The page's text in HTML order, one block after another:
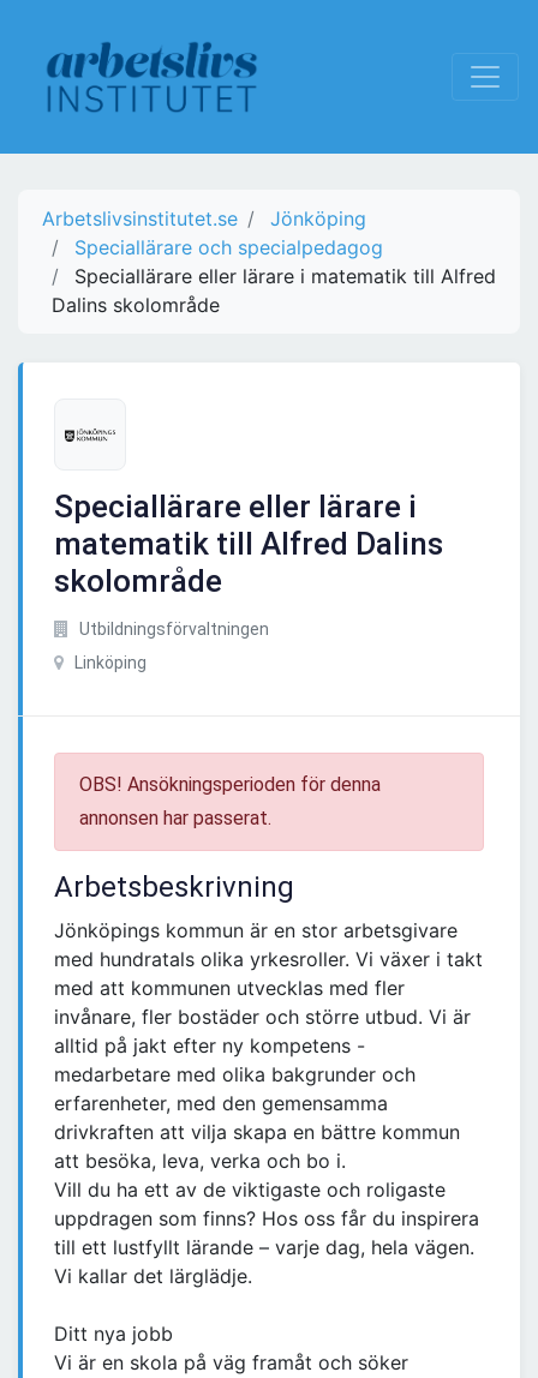
Arbetslivsinstitutet.se
Jönköping
Speciallärare och specialpedagog
Speciallärare eller lärare i matematik till Alfred
Dalins skolområde
Speciallärare eller lärare i
matematik till Alfred Dalins
skolområde
Utbildningsförvaltningen
Linköping
OBS! Ansökningsperioden för denna
annonsen har passerat.
Arbetsbeskrivning
Jönköpings kommun är en stor arbetsgivare
med hundratals olika yrkesroller. Vi växer i takt
med att kommunen utvecklas med fler
invånare, fler bostäder och större utbud. Vi är
alltid på jakt efter ny kompetens -
medarbetare med olika bakgrunder och
erfarenheter, med den gemensamma
drivkraften att vilja skapa en bättre kommun
att besöka, leva, verka och bo i.
Vill du ha ett av de viktigaste och roligaste
uppdragen som finns? Hos oss får du inspirera
till ett lustfyllt lärande – varje dag, hela vägen.
Vi kallar det lärglädje.
Ditt nya jobb
Vi är en skola på väg framåt och söker